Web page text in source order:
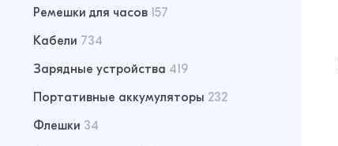
Ремешки для часов 157
Кабели 734
Зарядные устройства 419
Портативные аккумуляторы 232
Флешки 34